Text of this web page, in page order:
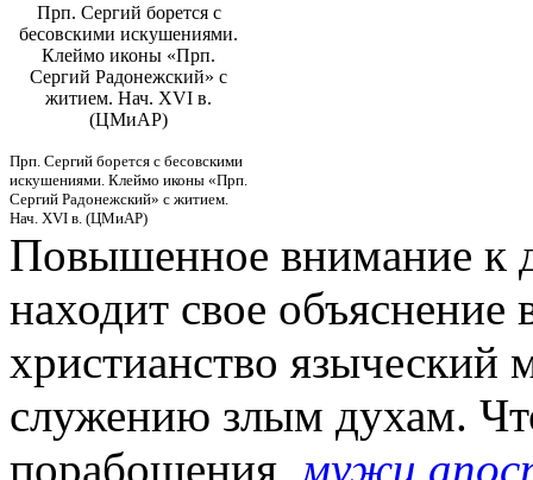
Прп. Сергий борется с
бесовскими искушениями.
Клеймо иконы «Прп.
Сергий Радонежский» с
житием. Нач. XVI в.
(ЦМиАР)
Прп. Сергий борется с бесовскими
искушениями. Клеймо иконы «Прп.
Сергий Радонежский» с житием.
Нач. XVI в. (ЦМиАР)
Повышенное внимание к
находит свое
христианство
служению злым духам.
порабощения,мужи